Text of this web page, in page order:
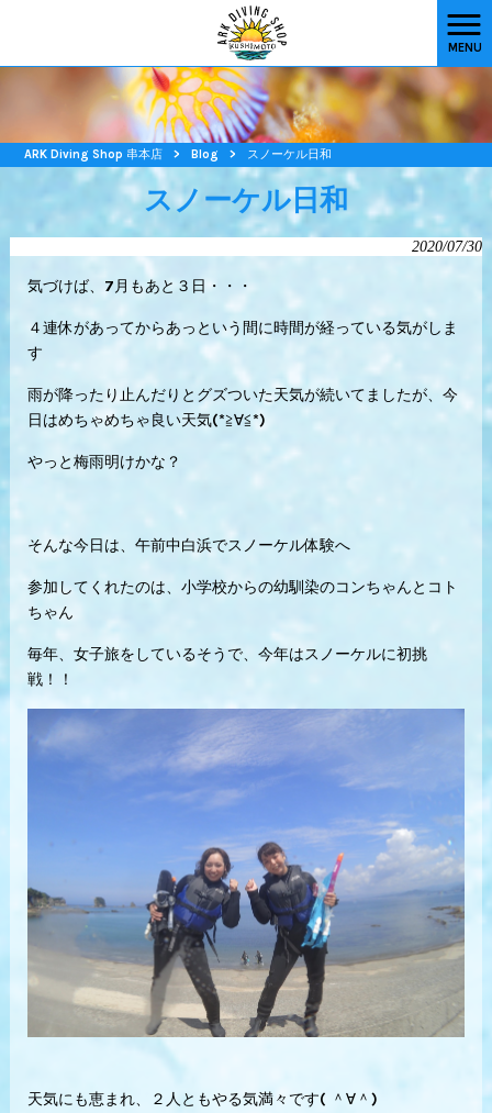
MENU
ARK Diving Shop 串本店 > Blog > スノーケル日和
スノーケル日和
2020/07/30
気づけば、7月もあと３日・・・
４連休があってからあっという間に時間が経っている気がしま
す
雨が降ったり止んだりとグズついた天気が続いてましたが、今
日はめちゃめちゃ良い天気(*≧∀≦*)
やっと梅雨明けかな？
そんな今日は、午前中白浜でスノーケル体験へ
参加してくれたのは、小学校からの幼馴染のコンちゃんとコト
ちゃん
毎年、女子旅をしているそうで、今年はスノーケルに初挑
戦！！
天気にも恵まれ、２人ともやる気満々です( ＾∀＾)